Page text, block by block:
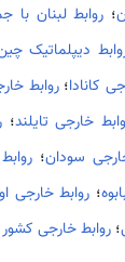
؛ روابط لبنان با
دیپلماتیک
کانادا؛روابط
خارجی تایلند؛
سودان؛
؛ روابط خارجی
؛ روابط خارجی